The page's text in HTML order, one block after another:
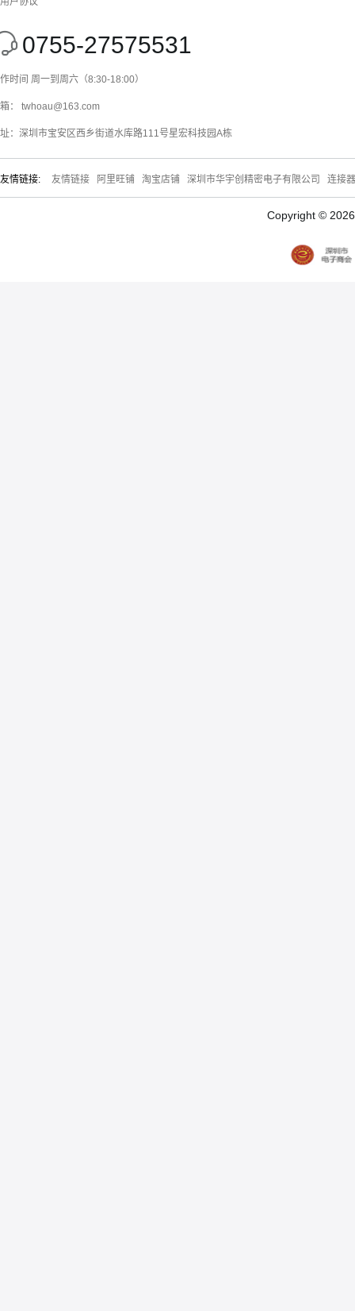
0755-27575531
时间 周一到周六（8:30-18:00）
： twhoau@163.com
：深圳市宝安区西乡街道水库路111号星宏科技园A栋
友情链接: 友情链接 阿里旺铺 淘宝店铺 深圳市华宇创精密电子有限公司 连接
Copyright ©